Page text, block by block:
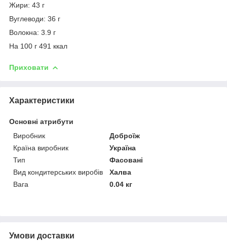
Жири: 43 г
Вуглеводи: 36 г
Волокна: 3.9 г
На 100 г 491 ккал
Приховати
Характеристики
Основні атрибути
Виробник
Доброїж
Країна виробник
Україна
Тип
Фасовані
Вид кондитерських виробів
Халва
Вага
0.04 кг
Умови доставки